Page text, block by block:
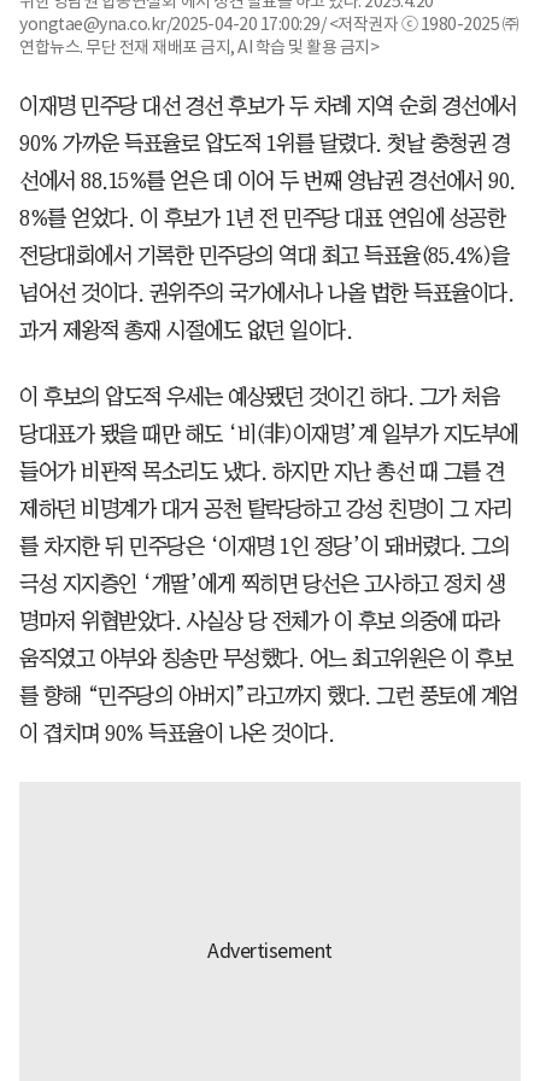
yongtae@yna.co.kr/2025-04-20 17:00:29/ <저작권자 ⓒ 1980-2025 ㈜
연합뉴스. 무단 전재 재배포 금지, AI 학습 및 활용 금지>
이재명 민주당 대선 경선 후보가 두 차례 지역 순회 경선에서
90% 가까운 득표율로 압도적 1위를 달렸다. 첫날 충청권 경
선에서 88.15%를 얻은 데 이어 두 번째 영남권 경선에서 90.
8%를 얻었다. 이 후보가 1년 전 민주당 대표 연임에 성공한
전당대회에서 기록한 민주당의 역대 최고 득표율(85.4%)을
넘어선 것이다. 권위주의 국가에서나 나올 법한 득표율이다.
과거 제왕적 총재 시절에도 없던 일이다.
이 후보의 압도적 우세는 예상됐던 것이긴 하다. 그가 처음
당대표가 됐을 때만 해도 ‘비(非)이재명’계 일부가 지도부에
들어가 비판적 목소리도 냈다. 하지만 지난 총선 때 그를 견
제하던 비명계가 대거 공천 탈락당하고 강성 친명이 그 자리
를 차지한 뒤 민주당은 ‘이재명 1인 정당’이 돼버렸다. 그의
극성 지지층인 ‘개딸’에게 찍히면 당선은 고사하고 정치 생
명마저 위협받았다. 사실상 당 전체가 이 후보 의중에 따라
움직였고 아부와 칭송만 무성했다. 어느 최고위원은 이 후보
를 향해 “민주당의 아버지”라고까지 했다. 그런 풍토에 계엄
이 겹치며 90% 득표율이 나온 것이다.